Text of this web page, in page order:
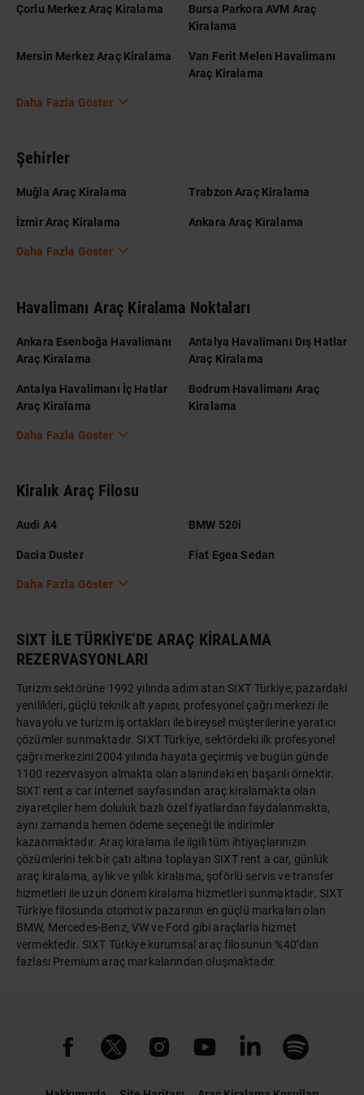
Çorlu Merkez Araç Kiralama
Bursa Parkora AVM Araç
Kiralama
Mersin Merkez Araç Kiralama
Van Ferit Melen Havalimanı
Araç Kiralama
Daha Fazla Göster
Şehirler
Muğla Araç Kiralama Trabzon Araç Kiralama
İzmir Araç Kiralama Ankara Araç Kiralama
Daha Fazla Göster
Havalimanı Araç Kiralama Noktaları
Ankara Esenboğa Havalimanı
Araç Kiralama
Antalya Havalimanı Dış Hatlar
Araç Kiralama
Antalya Havalimanı İç Hatlar
Araç Kiralama
Bodrum Havalimanı Araç
Kiralama
Daha Fazla Göster
Kiralık Araç Filosu
Audi A4 BMW 520i
Dacia Duster Fiat Egea Sedan
Daha Fazla Göster
SIXT İLE TÜRKİYE'DE ARAÇ KİRALAMA
REZERVASYONLARI
Turizm sektörüne 1992 yılında adım atan SIXT Türkiye; pazardaki
yenilikleri, güçlü teknik alt yapısı, profesyonel çağrı merkezi ile
havayolu ve turizm iş ortakları ile bireysel müşterilerine yaratıcı
çözümler sunmaktadır. SIXT Türkiye, sektördeki ilk profesyonel
çağrı merkezini 2004 yılında hayata geçirmiş ve bugün günde
1100 rezervasyon almakta olan alanındaki en başarılı örnektir.
SIXT rent a car internet sayfasından araç kiralamakta olan
ziyaretçiler hem doluluk bazlı özel fiyatlardan faydalanmakta,
aynı zamanda hemen ödeme seçeneği ile indirimler
kazanmaktadır. Araç kiralama ile ilgili tüm ihtiyaçlarınızın
çözümlerini tek bir çatı altına toplayan SIXT rent a car, günlük
araç kiralama, aylık ve yıllık kiralama, şoförlü servis ve transfer
hizmetleri ile uzun dönem kiralama hizmetleri sunmaktadır. SIXT
Türkiye filosunda otomotiv pazarının en güçlü markaları olan
BMW, Mercedes-Benz, VW ve Ford gibi araçlarla hizmet
vermektedir. SIXT Türkiye kurumsal araç filosunun %40’dan
fazlası Premium araç markalarından oluşmaktadır.